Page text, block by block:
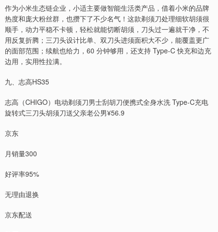
作为小米生态链企业，小适主要做智能生活类产品，借着小米的品牌
热度和庞大粉丝群，也攒下了不少名气！这款剃须刀处理细软胡须很
顺手，动力平稳不卡顿，轻松就能切断胡须，刀头过一遍就干净，不
用反复折腾；三刀头设计比单、双刀头进须面积大不少，能覆盖更广
的面部范围；续航也给力，60 分钟够用，还支持 Type-C 快充和边充
边用，实用性拉满。
九、志高HS35
志高（CHIGO）电动剃须刀男士刮胡刀便携式全身水洗 Type-C充电
旋转式三刀头胡须刀送父亲老公男¥56.9
京东
月销量300
好评率95%
无理由退换
京东配送